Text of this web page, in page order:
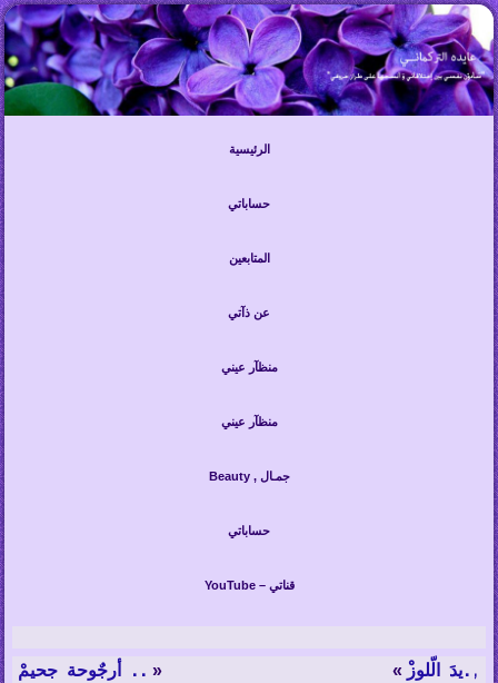
الرئيسية
حساباتي
المتابعين
عن ذآتي
منظآر عيني
منظآر عيني
Beauty , جمـال
حساباتي
YouTube – قناتي
أرجٌوحة جحيمْ .. » « ْيدَ الّلوز.,